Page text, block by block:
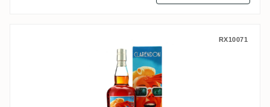
RX10071